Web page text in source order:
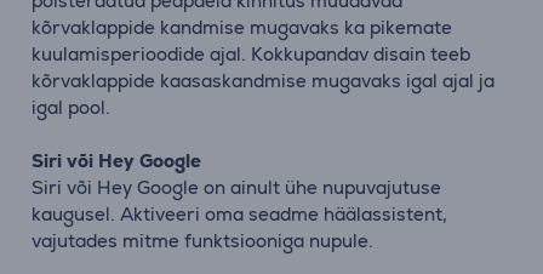
kõrvaklappide kandmise mugavaks ka pikemate
kuulamisperioodide ajal. Kokkupandav disain teeb
kõrvaklappide kaasaskandmise mugavaks igal ajal ja
igal pool.
Siri või Hey Google
Siri või Hey Google on ainult ühe nupuvajutuse
kaugusel. Aktiveeri oma seadme häälassistent,
vajutades mitme funktsiooniga nupule.